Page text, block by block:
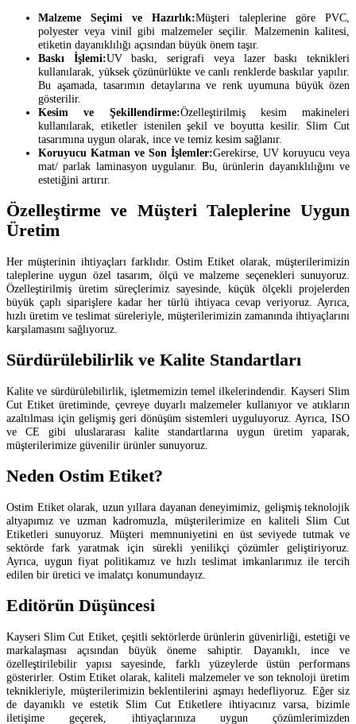
Malzeme Seçimi ve Hazırlık:Müşteri taleplerine göre PVC,
polyester veya vinil gibi malzemeler seçilir. Malzemenin kalitesi,
etiketin dayanıklılığı açısından büyük önem taşır.
Baskı İşlemi:UV baskı, serigrafi veya lazer baskı teknikleri
kullanılarak, yüksek çözünürlükte ve canlı renklerde baskılar yapılır.
Bu aşamada, tasarımın detaylarına ve renk uyumuna büyük özen
gösterilir.
Kesim ve Şekillendirme:Özelleştirilmiş kesim makineleri
kullanılarak, etiketler istenilen şekil ve boyutta kesilir. Slim Cut
tasarımına uygun olarak, ince ve temiz kesim sağlanır.
Koruyucu Katman ve Son İşlemler:Gerekirse, UV koruyucu veya
mat/ parlak laminasyon uygulanır. Bu, ürünlerin dayanıklılığını ve
estetiğini artırır.
Özelleştirme ve Müşteri Taleplerine Uygun
Üretim
Her müşterinin ihtiyaçları farklıdır. Ostim Etiket olarak, müşterilerimizin
taleplerine uygun özel tasarım, ölçü ve malzeme seçenekleri sunuyoruz.
Özelleştirilmiş üretim süreçlerimiz sayesinde, küçük ölçekli projelerden
büyük çaplı siparişlere kadar her türlü ihtiyaca cevap veriyoruz. Ayrıca,
hızlı üretim ve teslimat süreleriyle, müşterilerimizin zamanında ihtiyaçlarını
karşılamasını sağlıyoruz.
Sürdürülebilirlik ve Kalite Standartları
Kalite ve sürdürülebilirlik, işletmemizin temel ilkelerindendir. Kayseri Slim
Cut Etiket üretiminde, çevreye duyarlı malzemeler kullanıyor ve atıkların
azaltılması için gelişmiş geri dönüşüm sistemleri uyguluyoruz. Ayrıca, ISO
ve CE gibi uluslararası kalite standartlarına uygun üretim yaparak,
müşterilerimize güvenilir ürünler sunuyoruz.
Neden Ostim Etiket?
Ostim Etiket olarak, uzun yıllara dayanan deneyimimiz, gelişmiş teknolojik
altyapımız ve uzman kadromuzla, müşterilerimize en kaliteli Slim Cut
Etiketleri sunuyoruz. Müşteri memnuniyetini en üst seviyede tutmak ve
sektörde fark yaratmak için sürekli yenilikçi çözümler geliştiriyoruz.
Ayrıca, uygun fiyat politikamız ve hızlı teslimat imkanlarımız ile tercih
edilen bir üretici ve imalatçı konumundayız.
Editörün Düşüncesi
Kayseri Slim Cut Etiket, çeşitli sektörlerde ürünlerin güvenirliği, estetiği ve
markalaşması açısından büyük öneme sahiptir. Dayanıklı, ince ve
özelleştirilebilir yapısı sayesinde, farklı yüzeylerde üstün performans
gösterirler. Ostim Etiket olarak, kaliteli malzemeler ve son teknoloji üretim
teknikleriyle, müşterilerimizin beklentilerini aşmayı hedefliyoruz. Eğer siz
de dayanıklı ve estetik Slim Cut Etiketlere ihtiyacınız varsa, bizimle
iletişime geçerek, ihtiyaçlarınıza uygun çözümlerimizden